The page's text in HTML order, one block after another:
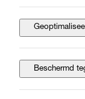
Beschermd